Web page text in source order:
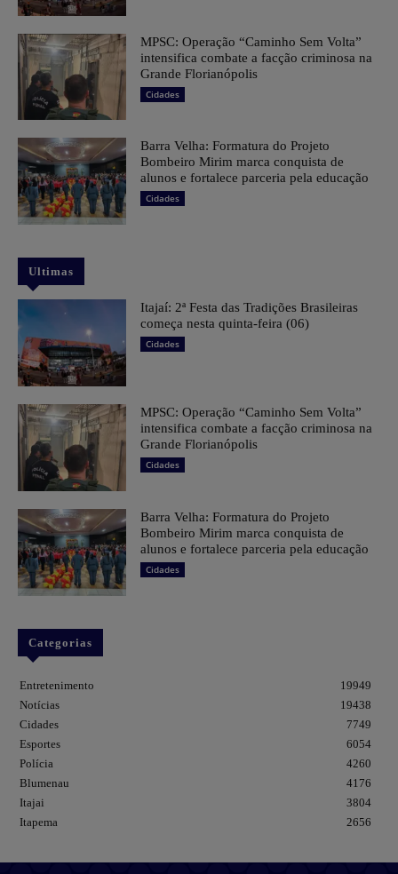
MPSC: Operação “Caminho Sem Volta”
intensifica combate a facção criminosa na
Grande Florianópolis
Cidades
Barra Velha: Formatura do Projeto
Bombeiro Mirim marca conquista de
alunos e fortalece parceria pela educação
Cidades
Ultimas
​Itajaí: 2ª Festa das Tradições Brasileiras
começa nesta quinta-feira (06)
Cidades
MPSC: Operação “Caminho Sem Volta”
intensifica combate a facção criminosa na
Grande Florianópolis
Cidades
Barra Velha: Formatura do Projeto
Bombeiro Mirim marca conquista de
alunos e fortalece parceria pela educação
Cidades
Categorias
Entretenimento
19949
Notícias
19438
Cidades
7749
Esportes
6054
Polícia
4260
Blumenau
4176
Itajai
3804
Itapema
2656